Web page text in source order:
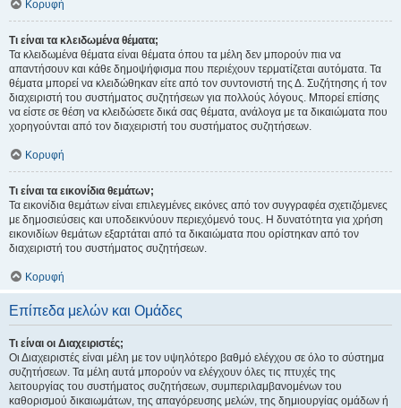
Κορυφή
Τι είναι τα κλειδωμένα θέματα;
Τα κλειδωμένα θέματα είναι θέματα όπου τα μέλη δεν μπορούν πια να
απαντήσουν και κάθε δημοψήφισμα που περιέχουν τερματίζεται αυτόματα. Τα
θέματα μπορεί να κλειδώθηκαν είτε από τον συντονιστή της Δ. Συζήτησης ή τον
διαχειριστή του συστήματος συζητήσεων για πολλούς λόγους. Μπορεί επίσης
να είστε σε θέση να κλειδώσετε δικά σας θέματα, ανάλογα με τα δικαιώματα που
χορηγούνται από τον διαχειριστή του συστήματος συζητήσεων.
Κορυφή
Τι είναι τα εικονίδια θεμάτων;
Τα εικονίδια θεμάτων είναι επιλεγμένες εικόνες από τον συγγραφέα σχετιζόμενες
με δημοσιεύσεις και υποδεικνύουν περιεχόμενό τους. Η δυνατότητα για χρήση
εικονιδίων θεμάτων εξαρτάται από τα δικαιώματα που ορίστηκαν από τον
διαχειριστή του συστήματος συζητήσεων.
Κορυφή
Επίπεδα μελών και Ομάδες
Τι είναι οι Διαχειριστές;
Οι Διαχειριστές είναι μέλη με τον υψηλότερο βαθμό ελέγχου σε όλο το σύστημα
συζητήσεων. Τα μέλη αυτά μπορούν να ελέγχουν όλες τις πτυχές της
λειτουργίας του συστήματος συζητήσεων, συμπεριλαμβανομένων του
καθορισμού δικαιωμάτων, της απαγόρευσης μελών, της δημιουργίας ομάδων ή